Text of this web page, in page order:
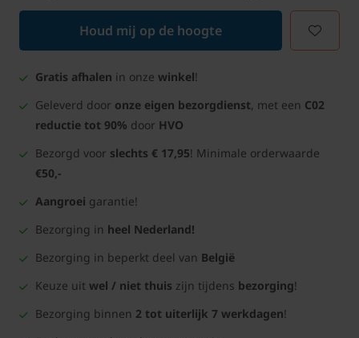
Houd mij op de hoogte
Gratis afhalen in onze winkel!
Geleverd door onze eigen bezorgdienst, met een C02
reductie tot 90% door HVO
Bezorgd voor slechts € 17,95! Minimale orderwaarde
€50,-
Aangroei garantie!
Bezorging in heel Nederland!
Bezorging in beperkt deel van België
Keuze uit wel / niet thuis zijn tijdens bezorging!
Bezorging binnen 2 tot uiterlijk 7 werkdagen!